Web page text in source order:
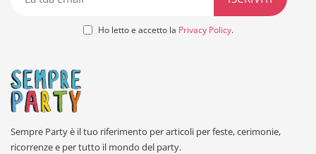
Ho letto e accetto la Privacy Policy.
Sempre Party è il tuo riferimento per articoli per feste, cerimonie,
ricorrenze e per tutto il mondo del party.